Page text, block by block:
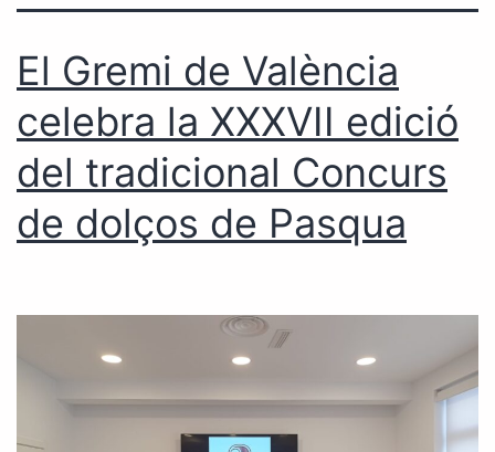
El Gremi de València
celebra la XXXVII edició
del tradicional Concurs
de dolços de Pasqua